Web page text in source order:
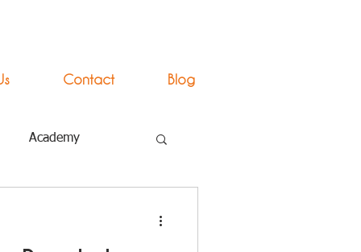
Contact Blog
Academy